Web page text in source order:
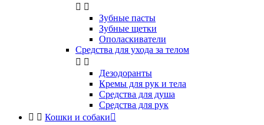
 
Зубные пасты
Зубные щетки
Ополаскиватели
Средства для ухода за телом
 
Дезодоранты
Кремы для рук и тела
Средства для душа
Средства для рук
  Кошки и собаки